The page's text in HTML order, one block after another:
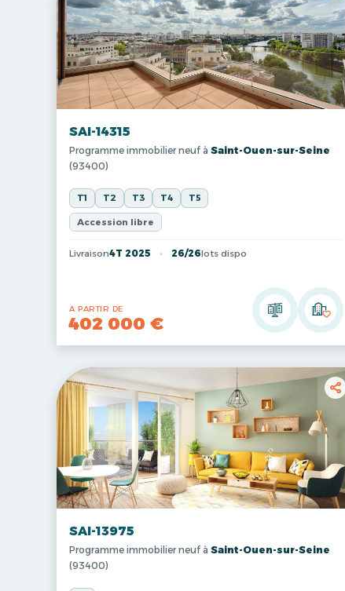
SAI-14315
Programme immobilier neuf à Saint-Ouen-sur-Seine
(93400)
T1 T2 T3 T4 T5
Accession libre
Livraison4T 2025 26/26lots dispo
A PARTIR DE
402 000 €
SAI-13975
Programme immobilier neuf à Saint-Ouen-sur-Seine
(93400)